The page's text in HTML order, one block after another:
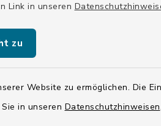
Link in unseren
zu
Website zu ermöglichen. Die
in unseren Datenschutzhinweisen.
Uhr